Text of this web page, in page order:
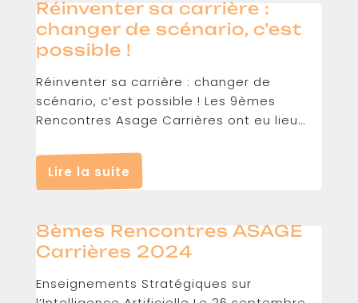
Réinventer sa carrière :
changer de scénario, c’est
possible !
Réinventer sa carrière : changer de
scénario, c’est possible ! Les 9èmes
Rencontres Asage Carrières ont eu lieu
Lire la suite
8èmes Rencontres ASAGE
Carrières 2024
Enseignements Stratégiques sur